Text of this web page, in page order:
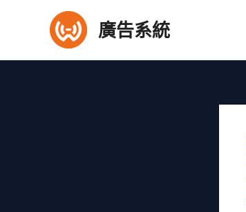
要
廣告系統